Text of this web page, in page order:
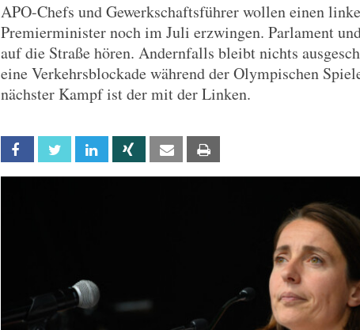
APO-Chefs und Gewerkschaftsführer wollen einen
Premierminister noch im Juli erzwingen. Parlament
auf die Straße hören. Andernfalls bleibt nichts
eine Verkehrsblockade während der Olympischen
nächster Kampf ist der mit der Linken.
Facebook Twitter Linkedin Xing Email